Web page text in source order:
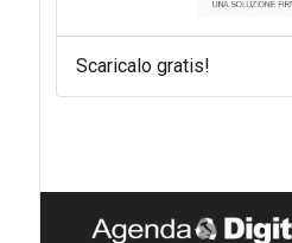
Scaricalo gratis!